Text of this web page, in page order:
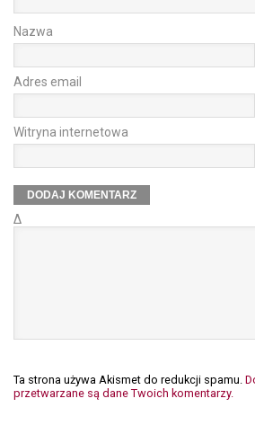
Nazwa
Adres email
Witryna internetowa
Δ
Ta strona używa Akismet do redukcji spamu.
przetwarzane są dane Twoich komentarzy.